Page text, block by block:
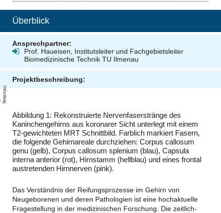
Überblick
Ansprechpartner:
Prof. Haueisen, Institutsleiter und Fachgebietsleiter
Biomedizinische Technik TU Ilmenau
Projektbeschreibung:
u
Abbildung 1: Rekonstruierte Nervenfaserstränge des
Kaninchengehirns aus koronarer Sicht unterlegt mit einem
T2-gewichteten MRT Schnittbild. Farblich markiert Fasern,
die folgende Gehirnareale durchziehen: Corpus callosum
genu (gelb), Corpus callosum splenium (blau), Capsula
interna anterior (rot), Hirnstamm (hellblau) und eines frontal
austretenden Hirnnerven (pink).
Das Verständnis der Reifungsprozesse im Gehirn von
Neugeborenen und deren Pathologien ist eine hochaktuelle
Fragestellung in der medizinischen Forschung. Die zeitlich-